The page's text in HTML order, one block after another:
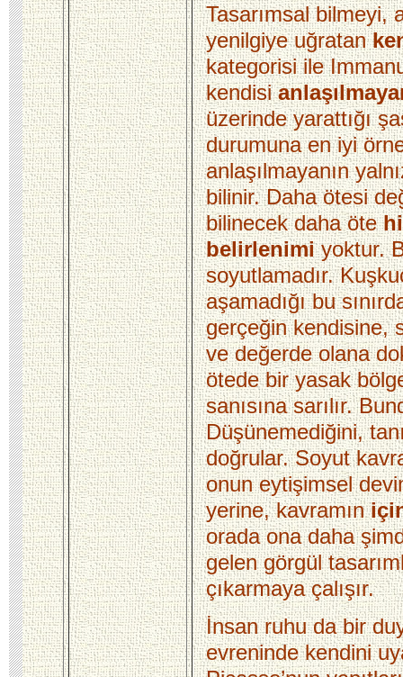
Tasarımsal bilmeyi,
yenilgiye uğratan
kategorisi ile
kendisi
üzerinde yarattığı
durumuna en iyi
anlaşılmayanın
bilinir. Daha ötesi
bilinecek daha öte
belirlenimiyoktur.
soyutlamadır.
aşamadığı bu
gerçeğin kendisine,
ve değerde olana
ötede bir yasak
sanısına sarılır.
Düşünemediğini,
doğrular.Soyut
onun eytişimsel
yerine, kavramın
orada ona daha
gelen görgül
çıkarmaya çalışır.
İnsan ruhu da bir
evreninde kendini